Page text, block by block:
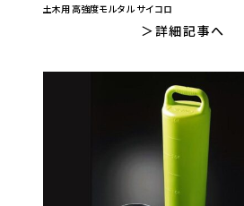
土木用 高強度モルタル サイコロ
詳細記事へ